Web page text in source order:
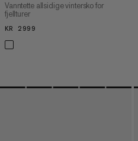
Vanntette allsidige vintersko for
fjellturer
KR 2999